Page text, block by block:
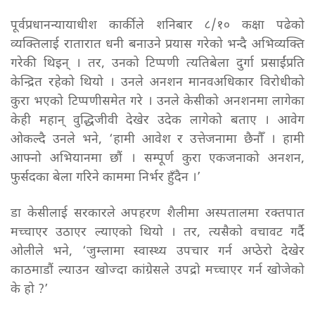
पूर्वप्रधानन्यायाधीश कार्कीले शनिबार ८/१० कक्षा पढेको
व्यक्तिलाई रातारात धनी बनाउने प्रयास गरेको भन्दै अभिव्यक्ति
गरेकी थिइन् । तर, उनको टिप्पणी त्यतिबेला दुर्गा प्रसाईंप्रति
केन्द्रित रहेको थियो । उनले अनशन मानवअधिकार विरोधीको
कुरा भएको टिप्पणीसमेत गरे । उनले केसीको अनशनमा लागेका
केही महान् वुद्धिजीवी देखेर उदेक लागेको बताए । आवेग
ओकल्दै उनले भने, ‘हामी आवेश र उत्तेजनामा छैनौँ । हामी
आफ्नो अभियानमा छौं । सम्पूर्ण कुरा एकजनाको अनशन,
फुर्सदका बेला गरिने काममा निर्भर हुँदैन ।’
डा केसीलाई सरकारले अपहरण शैलीमा अस्पतालमा रक्तपात
मच्चाएर उठाएर ल्याएको थियो । तर, त्यसैको वचावट गर्दै
ओलीले भने, ‘जुम्लामा स्वास्थ्य उपचार गर्न अप्ठेरो देखेर
काठमाडौं ल्याउन खोज्दा कांग्रेसले उपद्रो मच्चाएर गर्न खोजेको
के हो ?’